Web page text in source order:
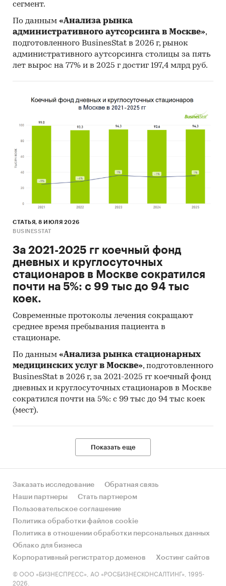
сегмент.
По данным «Анализа рынка
административного аутсорсинга в Москве»,
подготовленного BusinesStat в 2026 г, рынок
административного аутсорсинга столицы за пять
лет вырос на 77% и в 2025 г достиг 197,4 млрд руб.
СТАТЬЯ, 8 ИЮЛЯ 2026
BUSINESSTAT
За 2021-2025 гг коечный фонд
дневных и круглосуточных
стационаров в Москве сократился
почти на 5%: с 99 тыс до 94 тыс
коек.
Современные протоколы лечения сокращают
среднее время пребывания пациента в
стационаре.
По данным «Анализа рынка стационарных
медицинских услуг в Москве», подготовленного
BusinesStat в 2026 г, за 2021-2025 гг коечный фонд
дневных и круглосуточных стационаров в Москве
сократился почти на 5%: с 99 тыс до 94 тыс коек
(мест).
Показать еще
Заказать исследование
Обратная связь
Наши партнеры
Стать партнером
Пользовательское соглашение
Политика обработки файлов cookie
Политика в отношении обработки персональных данных
Облако для бизнеса
Корпоративный регистратор доменов
Хостинг сайтов
© ООО «БИЗНЕСПРЕСС», АО «РОСБИЗНЕСКОНСАЛТИНГ», 1995-
2026.